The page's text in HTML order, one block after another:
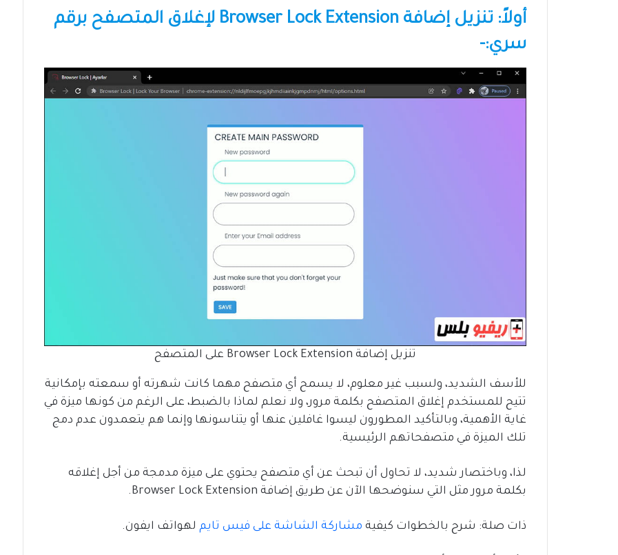
أولاً: تنزيل إضافة Browser Lock Extension لإغلاق المتصفح برقم
سري:-
تنزيل إضافة Browser Lock Extension على المتصفح
للأسف الشديد، ولسبب غير معلوم، لا يسمح أي متصفح مهما كانت شهرته أو سمعته بإمكانية
تتيح للمستخدم إغلاق المتصفح بكلمة مرور، ولا نعلم لماذا بالضبط، على الرغم من كونها ميزة في
غاية الأهمية، وبالتأكيد المطورون ليسوا غافلين عنها أو يتناسونها وإنما هم يتعمدون عدم دمج
تلك الميزة في متصفحاتهم الرئيسية.
لذا، وباختصار شديد، لا تحاول أن تبحث عن أي متصفح يحتوي على ميزة مدمجة من أجل إغلاقه
بكلمة مرور مثل التي سنوضحها الآن عن طريق إضافة Browser Lock Extension.
ذات صلة: شرح بالخطوات كيفية مشاركة الشاشة على فيس تايم لهواتف ايفون.